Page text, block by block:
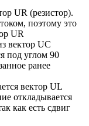
UR (резистор).
поэтому это
вектор UC
под углом 90
ранее
вектор UL
откладывается
как есть сдвиг